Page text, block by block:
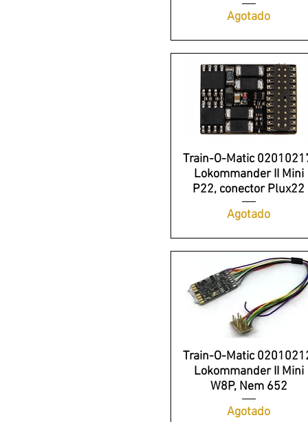
Agotado
Train-O-Matic
Lokommander II Mini
P22, conector Plux22
Agotado
Train-O-Matic
Lokommander II Mini
W8P, Nem 652
Agotado